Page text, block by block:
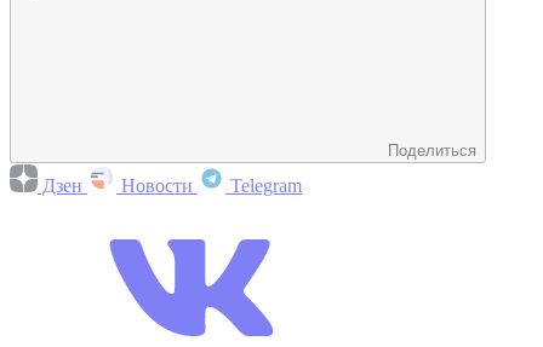
Поделиться
Дзен Новости Telegram